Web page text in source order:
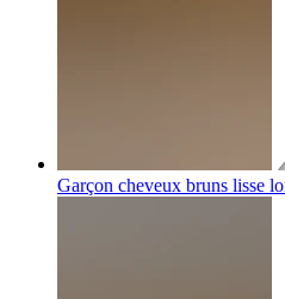
Garçon cheveux bruns lisse